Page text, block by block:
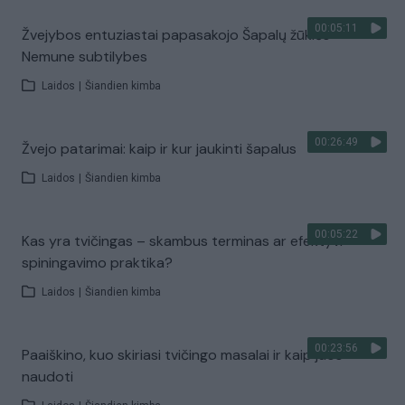
00:05:11
Žvejybos entuziastai papasakojo Šapalų žūklės
Nemune subtilybes
Laidos Šiandien kimba
00:26:49
Žvejo patarimai: kaip ir kur jaukinti šapalus
Laidos Šiandien kimba
00:05:22
Kas yra tvičingas – skambus terminas ar efektyvi
spiningavimo praktika?
Laidos Šiandien kimba
00:23:56
Paaiškino, kuo skiriasi tvičingo masalai ir kaip juos
naudoti